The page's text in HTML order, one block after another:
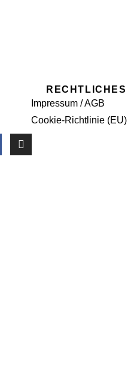
RECHTLICHES
Impressum / AGB
Cookie-Richtlinie (EU)